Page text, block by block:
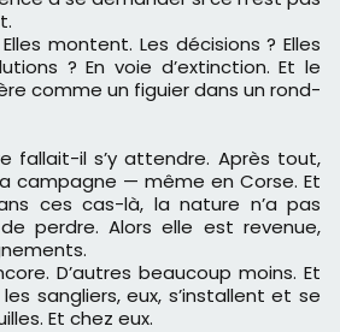
montent. Les décisions ? Elles
? En voie d’extinction. Et le
comme un figuier dans un rond-
fallait-il s’y attendre. Après tout,
campagne — même en Corse. Et
ces cas-là, la nature n’a pas
perdre. Alors elle est revenue,
D’autres beaucoup moins. Et
sangliers, eux, s’installent et se
Et chez eux.